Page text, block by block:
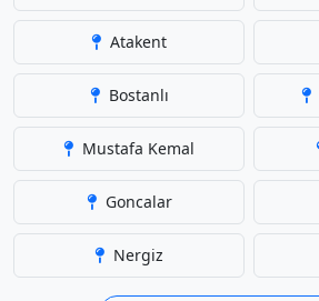
Atakent
Bostanlı
Mustafa Kemal
Goncalar
Nergiz